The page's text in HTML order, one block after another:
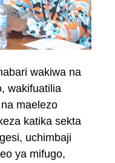
wakiwa na
wakifuatilia
maelezo
katika sekta
uchimbaji
ya mifugo,